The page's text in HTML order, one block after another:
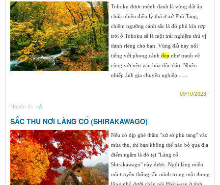
Tohoku được mệnh danh là vùng đất ẩn
chứa nhiều điều lý thú ở xứ Phù Tang,
chiêm ngưỡng cảnh sắc lá đỏ phủ kín rợp
trời ở Tohoku sẽ là một trải nghiệm thú vị
dành riêng cho bạn. Vùng đất này nổi
tiếng với phong cảnh đẹp như tranh vẽ
cùng với nền văn hóa độc đáo. Nhiều
nhiếp ảnh gia chuyên nghiệp......
09/10/2023 -
Nguồn tin : -/-
SẮC THU NƠI LÀNG CỔ (SHIRAKAWAGO)
Nếu có dịp ghé thăm "xứ sở phù tang" vào
mùa thu, thì bạn không thể nào bỏ qua địa
điểm ngắm lá đỏ tại "Làng cổ
Shirakawago" này được. Ngôi làng miền
núi truyền thống, ẩn mình trong một thung